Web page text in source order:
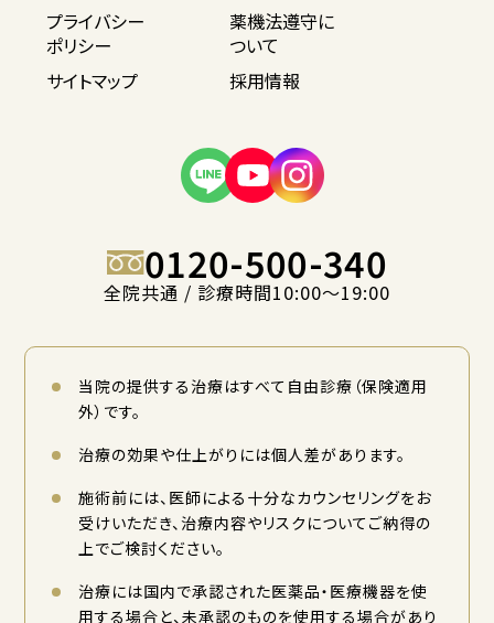
プライバシー
ポリシー
薬機法遵守に
ついて
サイトマップ
採用情報
0120-500-340
全院共通 / 診療時間10:00〜19:00
当院の提供する治療はすべて自由診療（保険適用
外）です。
治療の効果や仕上がりには個人差があります。
施術前には、医師による十分なカウンセリングをお
受けいただき、治療内容やリスクについてご納得の
上でご検討ください。
治療には国内で承認された医薬品・医療機器を使
用する場合と、未承認のものを使用する場合があり